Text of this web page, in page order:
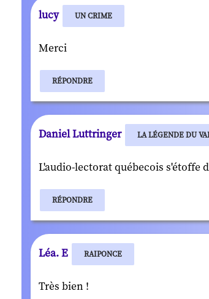
lucy UN CRIME
Merci
RÉPONDRE
Daniel Luttringer LA LÉGENDE DU
L'audio-lectorat québecois s'étoffe
RÉPONDRE
Léa. E RAIPONCE
Très bien !